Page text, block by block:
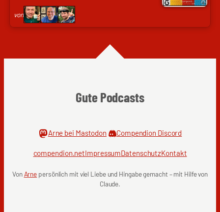
Wolf
|
von
Codenaga,
Nils
Gute Podcasts
Arne bei Mastodon Compendion Discord
compendion.netImpressumDatenschutzKontakt
VonArne persönlich mit viel Liebe und Hingabe gemacht – mit Hilfe von
Claude.